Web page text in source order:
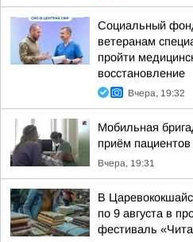
Социальный
ветеранам
пройти
восстановление
Вчера, 19:32
Мобильная
приём
Вчера, 19:31
В
по 9 августа в
фестиваль